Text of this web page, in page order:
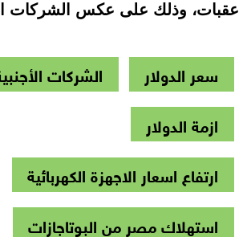
عقبات، وذلك على عكس الشركات
سعر الدولار
الشركات
ازمة الدولار
ارتفاع اسعار الاجهزة الكهربائية
استهلاك مصر من البوتاجازات